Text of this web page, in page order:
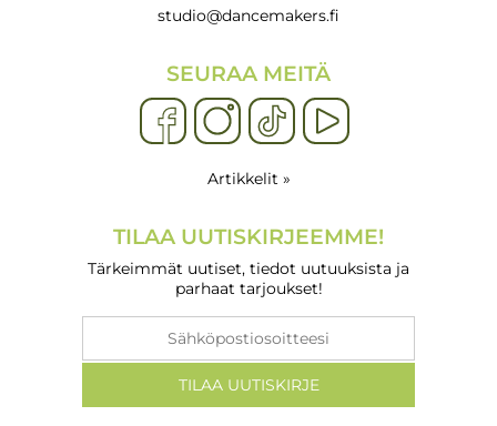
studio@dancemakers.fi
SEURAA MEITÄ
Artikkelit »
TILAA UUTISKIRJEEMME!
Tärkeimmät uutiset, tiedot uutuuksista ja
parhaat tarjoukset!